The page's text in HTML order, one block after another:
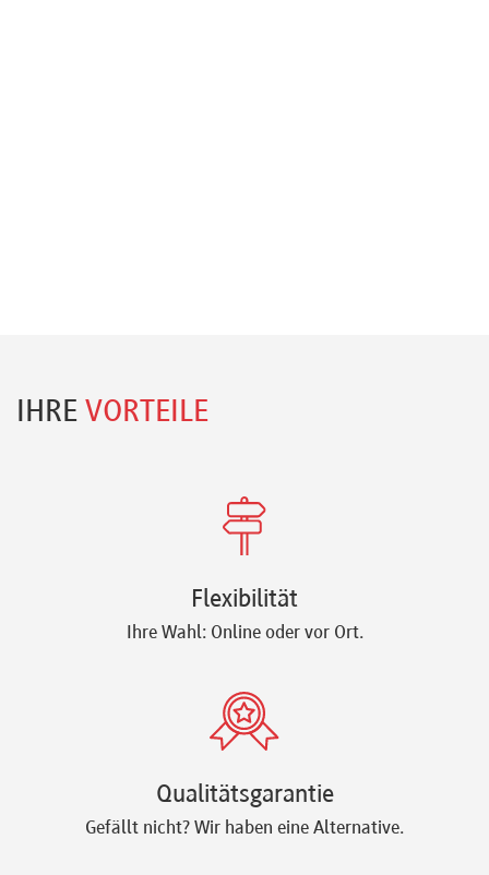
IHRE VORTEILE
Flexibilität
Ihre Wahl: Online oder vor Ort.
Qualitätsgarantie
Gefällt nicht? Wir haben eine Alternative.